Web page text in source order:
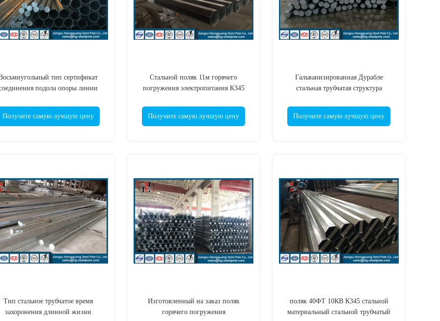
тип сертификат
подола опоры линии
стальной Исо
Получите самую лучшую цену
Стальной поляк 11м горячего
погружения электропитания К345
Получите самую лучшую цену
Гальванизированная Дурабле
стальная трубчатая структура
Получите самую лучшую цену
Тип стальное трубчатое время
захоронения длинной жизни
Изготовленный на заказ поляк
горячего погружения
поляк 40ФТ 10КВ К345 стальной
материальный стальной трубчатый